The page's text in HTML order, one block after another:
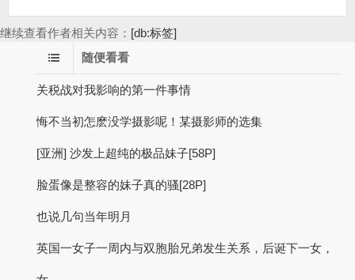
继续查看作者相关内容： [db:标签]
随便看看
关税战对我影响的第一件事情
悔不当初怎麽没学摄影呢！某摄影师的选集
[亚洲] 沙发上超纯的极品妹子[58P]
脸蛋像是整容的妹子真的骚[28P]
也说几句当年明月
英国一女子一周内与双胞胎兄弟发生关系，后诞下一女，